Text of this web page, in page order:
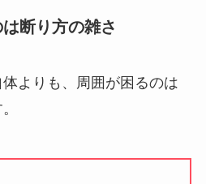
断り方の雑さ
よりも、周囲が困るのは